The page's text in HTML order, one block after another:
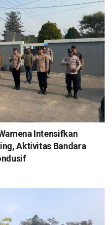
Intensifkan
Aktivitas Bandara